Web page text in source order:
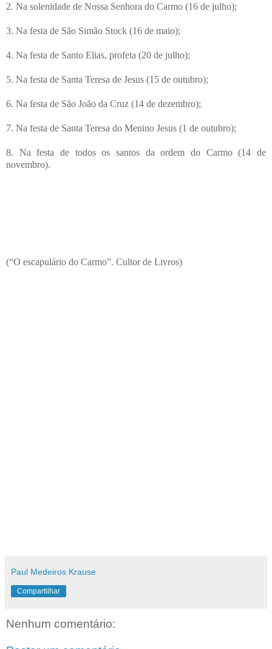
2. Na solenidade de Nossa Senhora do Carmo (16 de julho);
3. Na festa de São Simão Stock (16 de maio);
4. Na festa de Santo Elias, profeta (20 de julho);
5. Na festa de Santa Teresa de Jesus (15 de outubro);
6. Na festa de São João da Cruz (14 de dezembro);
7. Na festa de Santa Teresa do Menino Jesus (1 de outubro);
8. Na festa de todos os santos da ordem do Carmo (14 de
novembro).
(“O escapulário do Carmo”. Cultor de Livros)
Paul Medeiros Krause
Compartilhar
Nenhum comentário: